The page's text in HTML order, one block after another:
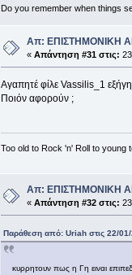
Do you remember when things
Απ: ΕΠΙΣΤΗΜΟΝΙΚΗ
« Απάντηση #31 στις:
Αγαπητέ φίλε Vassilis_1
Ποιόν αφορούν ;
Too old to Rock 'n' Roll to young
Απ: ΕΠΙΣΤΗΜΟΝΙΚΗ
« Απάντηση #32 στις:
Παράθεση από: Uriah στις 22/
κυρρητουν πως η Γη ειναι